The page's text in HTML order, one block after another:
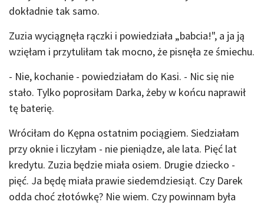
dokładnie tak samo.
Zuzia wyciągnęła rączki i powiedziała „babcia!", a ja ją
wzięłam i przytuliłam tak mocno, że pisnęła ze śmiechu.
- Nie, kochanie - powiedziałam do Kasi. - Nic się nie
stało. Tylko poprosiłam Darka, żeby w końcu naprawił
tę baterię.
Wróciłam do Kępna ostatnim pociągiem. Siedziałam
przy oknie i liczyłam - nie pieniądze, ale lata. Pięć lat
kredytu. Zuzia będzie miała osiem. Drugie dziecko -
pięć. Ja będę miała prawie siedemdziesiąt. Czy Darek
odda choć złotówkę? Nie wiem. Czy powinnam była